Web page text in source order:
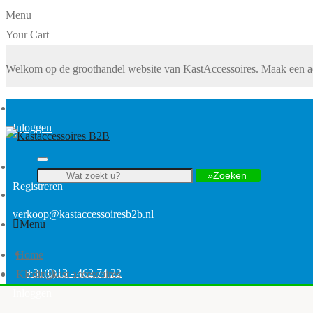
Menu
Your Cart
Welkom op de groothandel website van KastAccessoires. Maak een
Inloggen
Registreren
Zoeken
verkoop@kastaccessoiresb2b.nl
+31(0)13 - 462 74 22
Menu
Home
Kledingkast accessoires